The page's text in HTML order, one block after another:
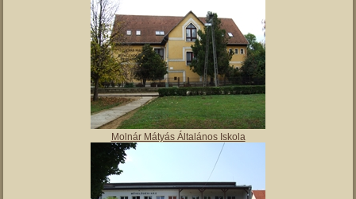
Tulipán Bölcsőde
Tavirózsa Óvoda